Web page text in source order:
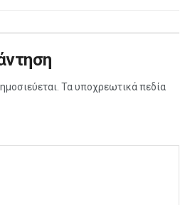
Τα υποχρεωτικά πεδία